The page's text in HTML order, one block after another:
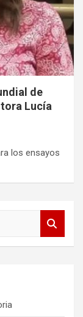
de
Lucía
los ensayos